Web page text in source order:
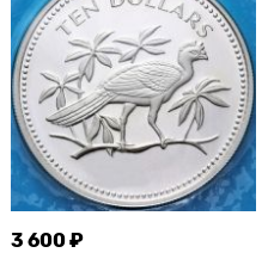
3 600 ₽